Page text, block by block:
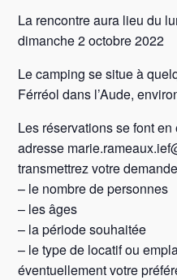
La rencontre aura lieu du
dimanche 2 octobre 2022
Le camping se situe à
Férréol dans l’Aude,
Les réservations se font en
adresse
transmettrez votre
– le nombre de personnes
– les âges
– la période souhaitée
– le type de locatif ou
éventuellement votre